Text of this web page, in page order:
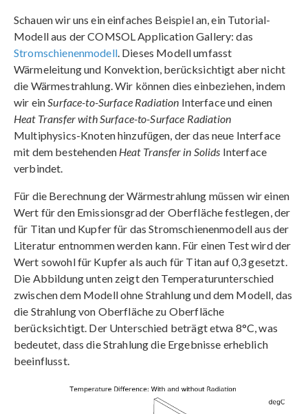
Schauen wir uns ein einfaches Beispiel an, ein Tutorial-
Modell aus der COMSOL Application Gallery: das
Stromschienenmodell. Dieses Modell umfasst
Wärmeleitung und Konvektion, berücksichtigt aber nicht
die Wärmestrahlung. Wir können dies einbeziehen, indem
wir einSurface-to-Surface Radiation Interface und einen
Heat Transfer with Surface-to-Surface Radiation
Multiphysics-Knoten hinzufügen, der das neue Interface
mit dem bestehenden Heat Transfer in Solids Interface
verbindet.
Für die Berechnung der Wärmestrahlung müssen wir einen
Wert für den Emissionsgrad der Oberfläche festlegen, der
für Titan und Kupfer für das Stromschienenmodell aus der
Literatur entnommen werden kann. Für einen Test wird der
Wert sowohl für Kupfer als auch für Titan auf 0,3 gesetzt.
Die Abbildung unten zeigt den Temperaturunterschied
zwischen dem Modell ohne Strahlung und dem Modell, das
die Strahlung von Oberfläche zu Oberfläche
berücksichtigt. Der Unterschied beträgt etwa 8°C, was
bedeutet, dass die Strahlung die Ergebnisse erheblich
beeinflusst.